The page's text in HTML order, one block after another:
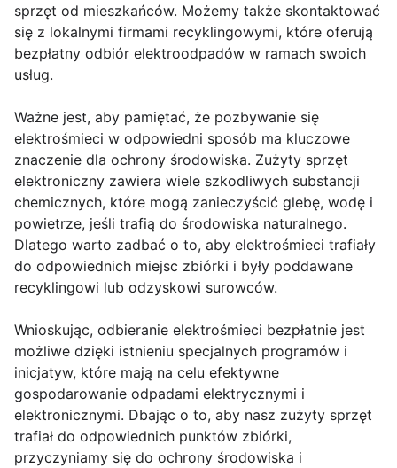
sprzęt od mieszkańców. Możemy także skontaktować
się z lokalnymi firmami recyklingowymi, które oferują
bezpłatny odbiór elektroodpadów w ramach swoich
usług.
Ważne jest, aby pamiętać, że pozbywanie się
elektrośmieci w odpowiedni sposób ma kluczowe
znaczenie dla ochrony środowiska. Zużyty sprzęt
elektroniczny zawiera wiele szkodliwych substancji
chemicznych, które mogą zanieczyścić glebę, wodę i
powietrze, jeśli trafią do środowiska naturalnego.
Dlatego warto zadbać o to, aby elektrośmieci trafiały
do odpowiednich miejsc zbiórki i były poddawane
recyklingowi lub odzyskowi surowców.
Wnioskując, odbieranie elektrośmieci bezpłatnie jest
możliwe dzięki istnieniu specjalnych programów i
inicjatyw, które mają na celu efektywne
gospodarowanie odpadami elektrycznymi i
elektronicznymi. Dbając o to, aby nasz zużyty sprzęt
trafiał do odpowiednich punktów zbiórki,
przyczyniamy się do ochrony środowiska i